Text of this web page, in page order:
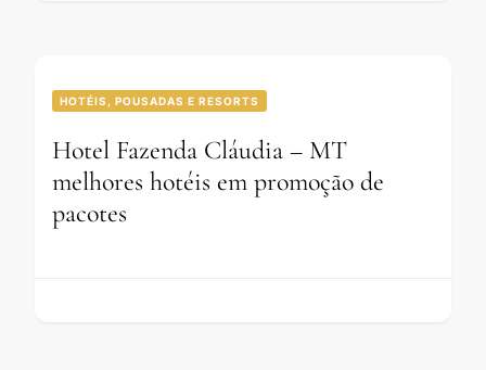
HOTÉIS, POUSADAS E RESORTS
Hotel Fazenda Cláudia – MT
melhores hotéis em promoção de
pacotes